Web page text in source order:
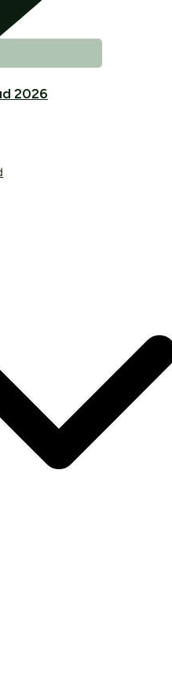
2026